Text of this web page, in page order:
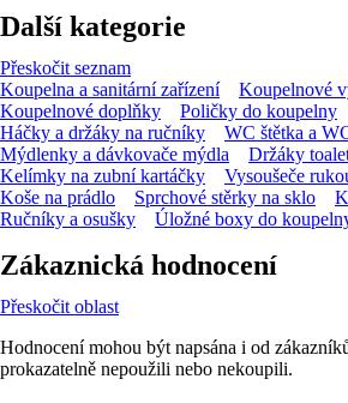
Další kategorie
Přeskočit seznam
Koupelna a sanitární zařízení
Koupelnové
Koupelnové doplňky
Poličky do koupelny
Háčky a držáky na ručníky
WC štětka a
Mýdlenky a dávkovače mýdla
Držáky
Kelímky na zubní kartáčky
Vysoušeče
Koše na prádlo
Sprchové stěrky na sklo
Ručníky a osušky
Úložné boxy do
Zákaznická hodnocení
Přeskočit oblast
Hodnocení mohou být napsána i od
prokazatelně nepoužili nebo nekoupili.